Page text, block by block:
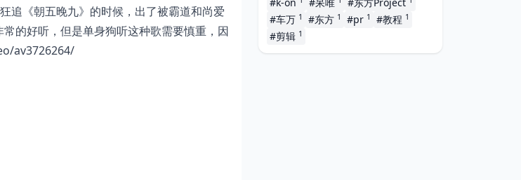
追《朝五晚九》的时候，出了被霸道和尚爱
的好听，但是单身狗听这种歌需要慎重，因
av3726264/
#车万 1 #东方 1 #pr 1 #教程 1
#剪辑 1